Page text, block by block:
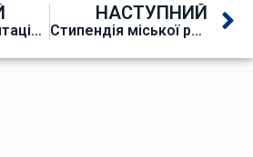
Вебінар-презентація «Автономія профосвіти та ринок праці: результати дослідження EasyBusiness і вектори законодавчих змін»
НАСТУПНИЙ
Стипендія міської ради